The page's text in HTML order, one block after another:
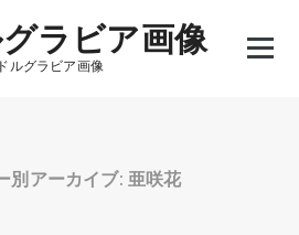
ラビア画像
ルグラビア画像
別アーカイブ: 亜咲花